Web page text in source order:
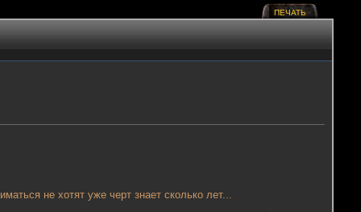
ПЕЧАТЬ
не хотят уже черт знает сколько лет...